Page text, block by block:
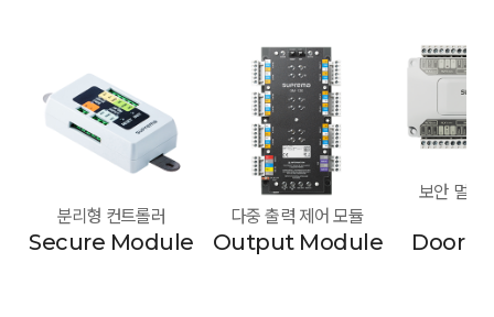
분리형 컨트롤러
Secure Module
다중 출력 제어 모듈
Output Module
보안 멀티
Door